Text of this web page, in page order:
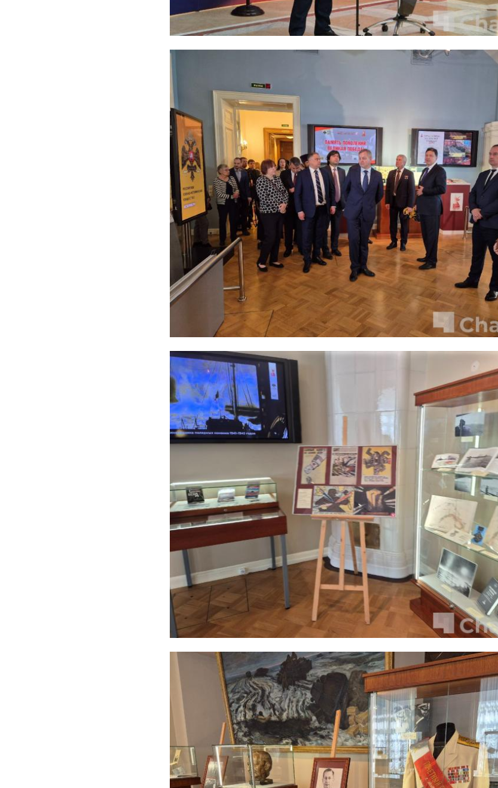
Фото: Строительный блок администрации Ленинградской области
специальная школа